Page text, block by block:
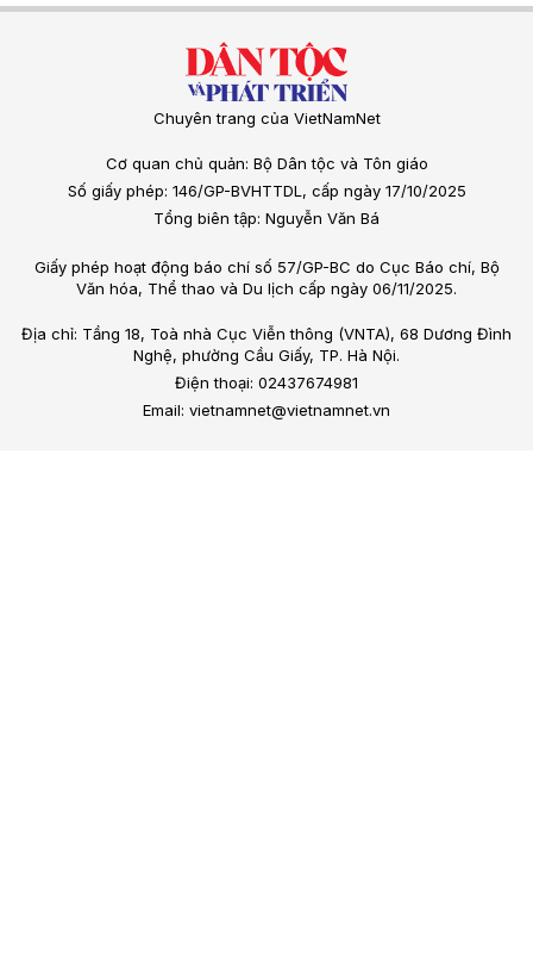
Chuyên trang của VietNamNet
Cơ quan chủ quản: Bộ Dân tộc và Tôn giáo
Số giấy phép: 146/GP-BVHTTDL, cấp ngày 17/10/2025
Tổng biên tập: Nguyễn Văn Bá
Giấy phép hoạt động báo chí số 57/GP-BC do Cục Báo chí, Bộ
Văn hóa, Thể thao và Du lịch cấp ngày 06/11/2025.
Địa chỉ: Tầng 18, Toà nhà Cục Viễn thông (VNTA), 68 Dương Đình
Nghệ, phường Cầu Giấy, TP. Hà Nội.
Điện thoại: 02437674981
Email: vietnamnet@vietnamnet.vn